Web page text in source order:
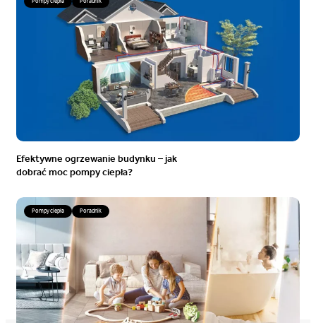
Efektywne ogrzewanie budynku – jak
dobrać moc pompy ciepła?
Pompy ciepła Poradnik